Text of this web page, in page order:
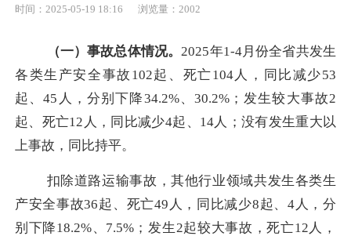
时间：2025-05-19 18:16
浏览量：2002
（一）事故总体情况。2025年1-4月份全省共发生
各类生产安全事故 102起、死亡104人，同比减少53
起、45 人，分别下降34.2%、 30.2%； 发生较大事故2
起、死亡12人 ，同比减少4起、14人；没有发生重大以
上事故，同比持平。
扣除道路运输事故，其他行业领域共发生各类生
产安全事故36起、死亡49 人，同比减少8起、 4人，分
别下降18.2%、 7.5%； 发生 2起较大事故，死亡12人
，